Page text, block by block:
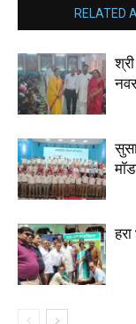
RELATED